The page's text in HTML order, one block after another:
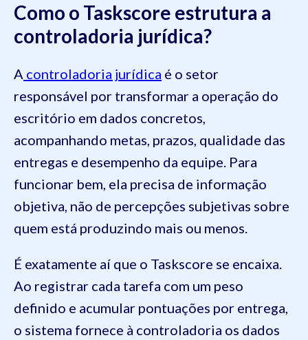
Como o Taskscore estrutura a
controladoria jurídica?
A controladoria jurídica é o setor
responsável por transformar a operação do
escritório em dados concretos,
acompanhando metas, prazos, qualidade das
entregas e desempenho da equipe. Para
funcionar bem, ela precisa de informação
objetiva, não de percepções subjetivas sobre
quem está produzindo mais ou menos.
É exatamente aí que o Taskscore se encaixa.
Ao registrar cada tarefa com um peso
definido e acumular pontuações por entrega,
o sistema fornece à controladoria os dados